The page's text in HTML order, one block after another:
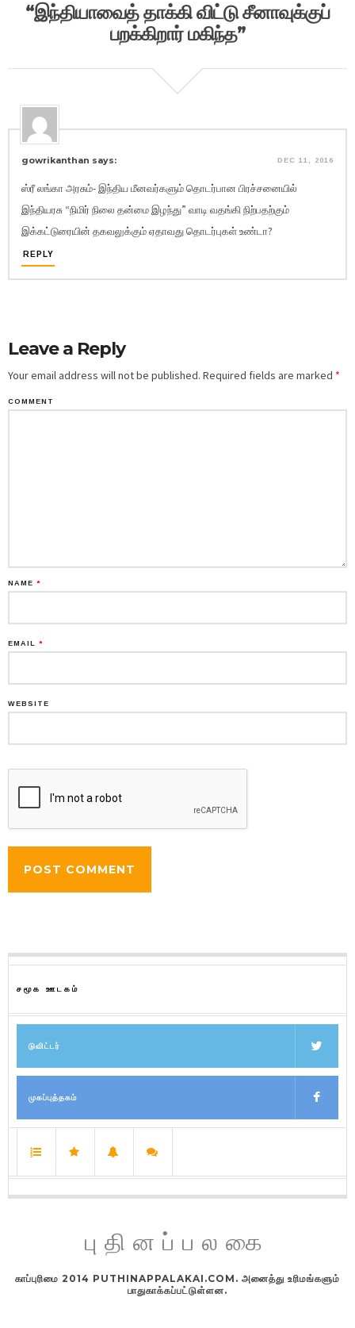
“இந்தியாவைத் தாக்கி விட்டு சீனாவுக்குப்
பறக்கிறார் மகிந்த”
gowrikanthan says: DEC 11, 2016
ஸ்ரீ லங்கா அரசும்- இந்திய மீனவர்களும் தொடர்பான பிரச்சனையில்
இந்தியரசு “நிமிர் நிலை தன்மை இழந்து” வாடி வதங்கி நிற்பதற்கும்
இக்கட்டுரையின் தகவலுக்கும் ஏதாவது தொடர்புகள் உண்டா?
REPLY
Leave a Reply
Your email address will not be published. Required fields are marked *
COMMENT
NAME *
EMAIL *
WEBSITE
சமூக ஊடகம்
டுவிட்டர்
முகப்புத்தகம்
புதினப்பலகை
காப்புரிமை 2014 PUTHINAPPALAKAI.COM. அனைத்து உரிமங்களும்
பாதுகாக்கப்பட்டுள்ளன.